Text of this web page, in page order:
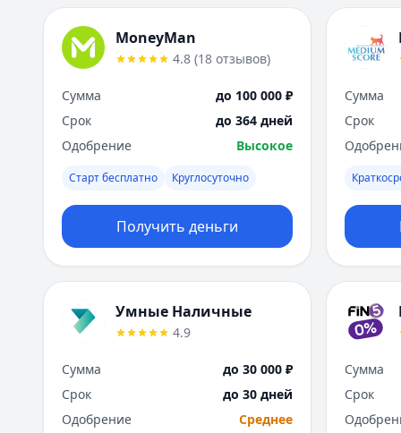
MoneyMan
4.8 (18 отзывов)
Сумма
до 100 000 ₽
Срок
до 364 дней
Одобрение
Высокое
Старт бесплатно Круглосуточно
Получить деньги
Сумма
Срок
Умные Наличные
4.9
Сумма
до 30 000 ₽
Срок
до 30 дней
Одобрение
Среднее
Сумма
Срок